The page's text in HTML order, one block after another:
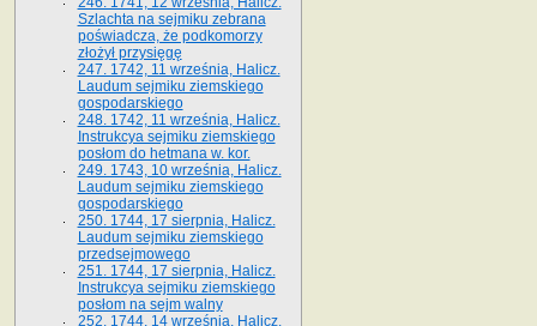
Szlachta na sejmiku zebrana
poświadcza, że podkomorzy
złożył przysięgę
247. 1742, 11 września, Halicz.
Laudum sejmiku ziemskiego
gospodarskiego
248. 1742, 11 września, Halicz.
Instrukcya sejmiku ziemskiego
posłom do hetmana w. kor.
249. 1743, 10 września, Halicz.
Laudum sejmiku ziemskiego
gospodarskiego
250. 1744, 17 sierpnia, Halicz.
Laudum sejmiku ziemskiego
przedsejmowego
251. 1744, 17 sierpnia, Halicz.
Instrukcya sejmiku ziemskiego
posłom na sejm walny
252. 1744, 14 września, Halicz.